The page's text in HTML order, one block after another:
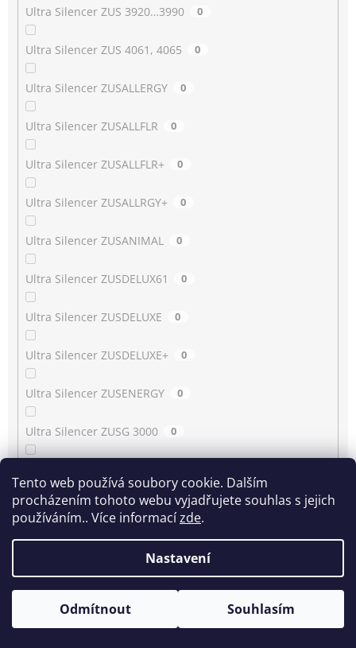
Tento web používá soubory cookie. Dalším
procházením tohoto webu vyjadřujete souhlas s jejich
používáním.. Více informacízde.
Nastavení
Odmítnout Souhlasím
Ultra Silencer ZUS 3920…3990 0
Ultra Silencer ZUS 4061, 4065 0
Ultra Silencer ZUSALLERGY 0
Ultra Silencer ZUSALLFLR 0
Ultra Silencer ZUSALLFLR+ 0
Ultra Silencer ZUSALLRGY+ 0
Ultra Silencer ZUSANIMAL 0
Ultra Silencer ZUSDELUX61 0
Ultra Silencer ZUSDELUXE 0
Ultra Silencer ZUSDELUXE+ 0
Ultra Silencer ZUSENERGY 0
Ultra Silencer ZUSG 3000 0
Ultra Silencer ZUSG 4061 0
Ultra Silencer ZUSGREEN 0